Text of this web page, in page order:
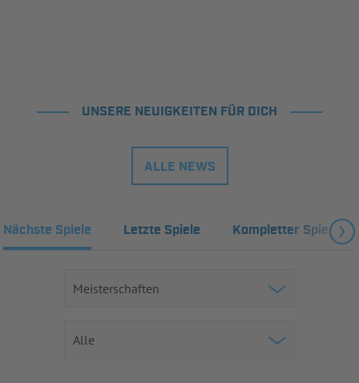
UNSERE NEUIGKEITEN FÜR DICH
ALLE NEWS
Nächste Spiele Letzte Spiele Kompletter Spielplan